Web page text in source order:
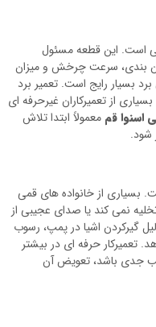
است. این قطعه مسئول
بندی، سرعت چرخش و میزان
بسیار رایج است. تعمیر برد
از تعمیرکاران غیرحرفه ای
اسنوا قم معمولاً ابتدا تلاش
شود.
بسیاری از خانواده های قمی
نمی کند یا صدای عجیبی از
گیرکردن اشیا در پمپ، رسوب
تعمیرکار حرفه ای در بیشتر
جدی باشد، تعویض آن